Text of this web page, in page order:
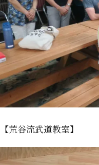
【荒谷流武道教室】